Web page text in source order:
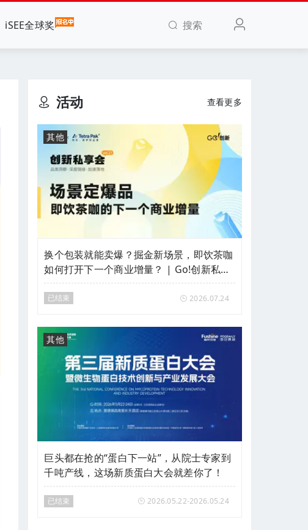
iSEE全球奖 搜索
活动 查看更多
其他
换个包装就能卖爆？掘金新场景，即饮茶咖
如何打开下一个商业增量？ | Go!创新私享
会vol.27
已结束 2026.07.24
其他
巨头都在抢的“蛋白下一站”，从院士专家到
千吨产线，这场新质蛋白大会就差你了！
已结束 2026.05.22-2026.05.24